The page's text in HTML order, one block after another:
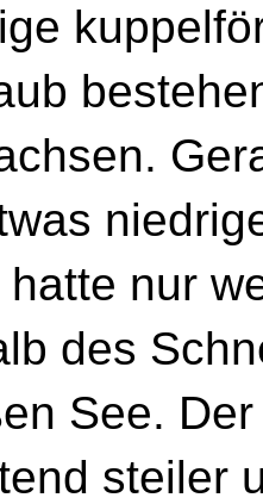
nur
des
See.
steiler